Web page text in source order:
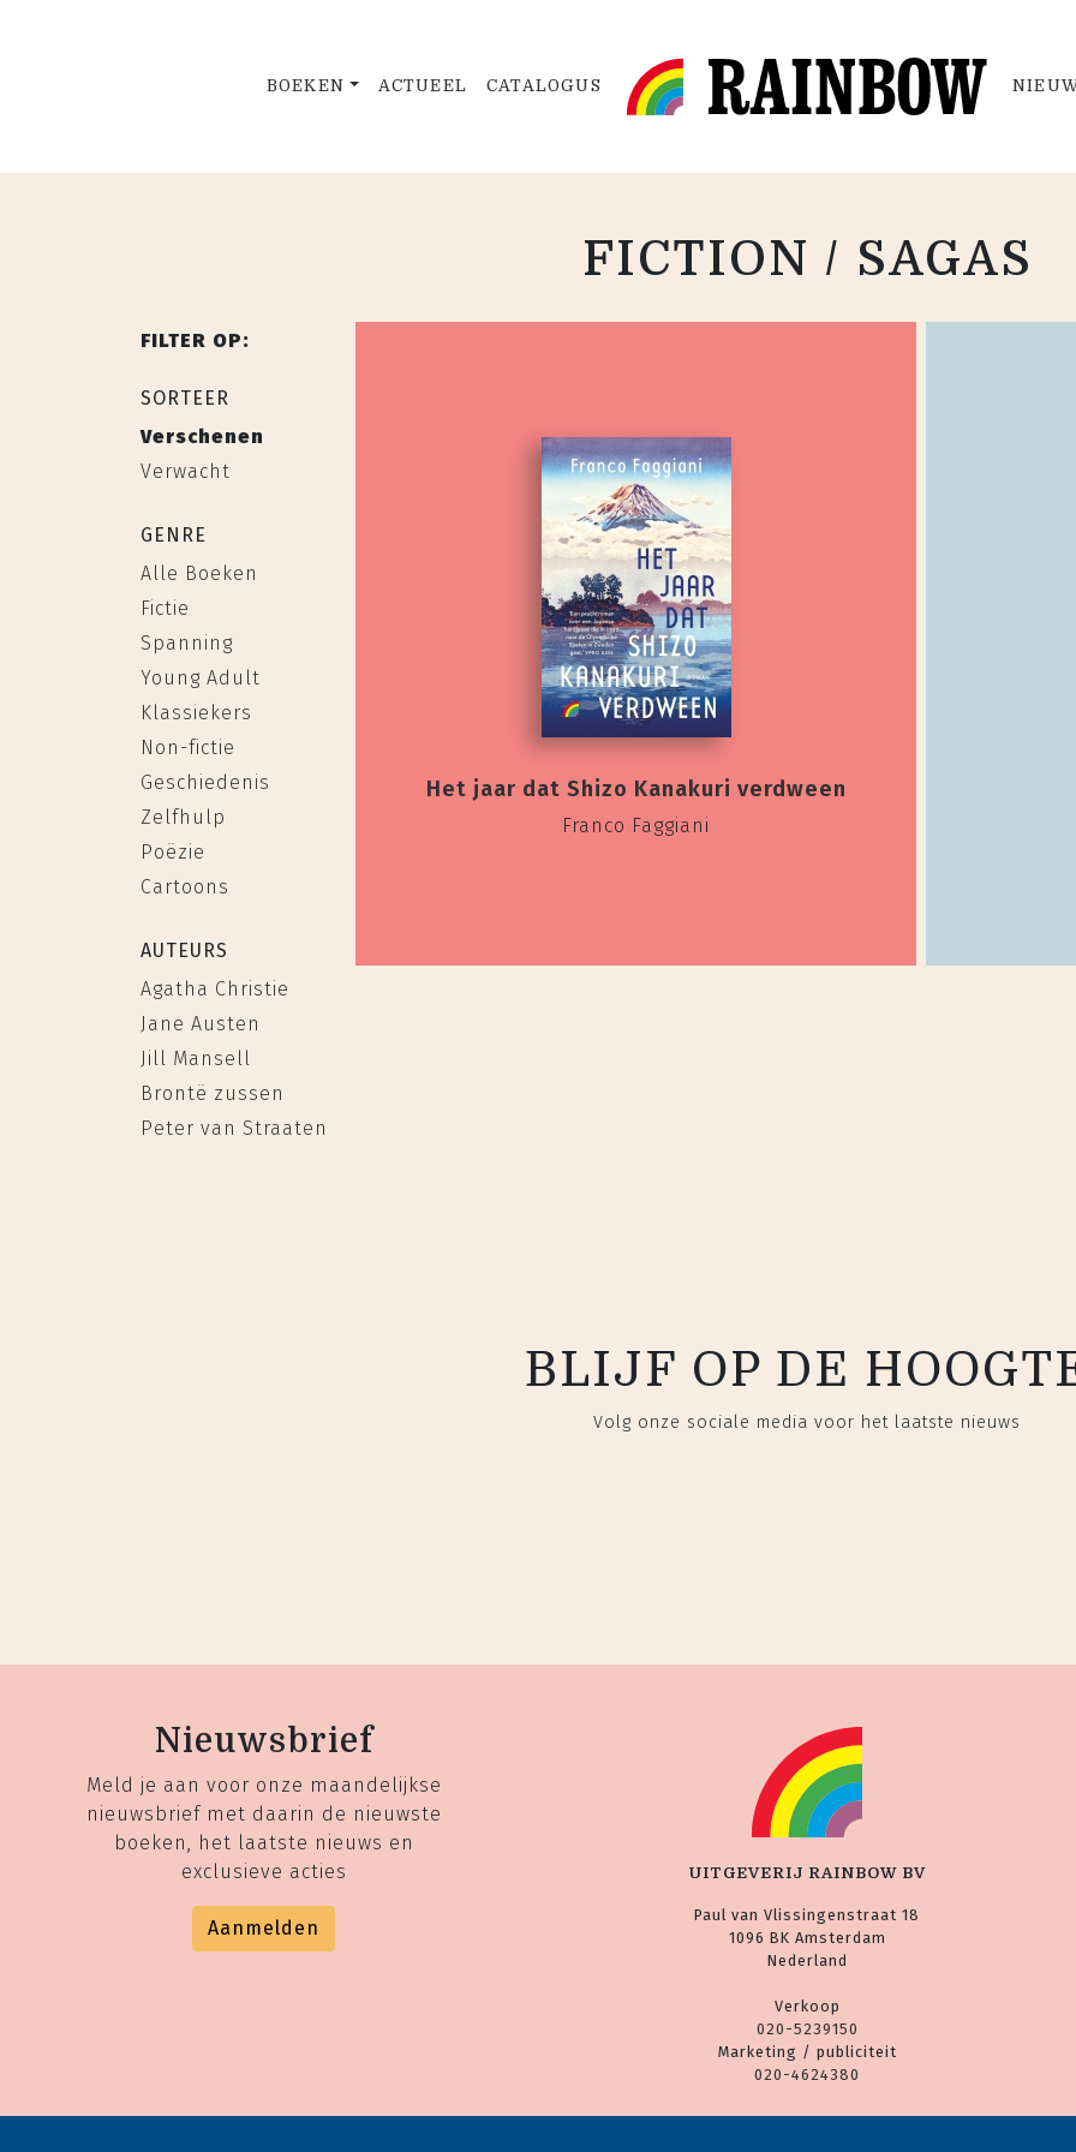
BOEKEN ACTUEEL CATALOGUS
FICTION / SAGAS
FILTER OP:
SORTEER
Verschenen
Verwacht
GENRE
Alle Boeken
Fictie
Spanning
Young Adult
Klassiekers
Non-fictie
Geschiedenis
Zelfhulp
Poëzie
Cartoons
AUTEURS
Agatha Christie
Jane Austen
Jill Mansell
Brontë zussen
Peter van Straaten
Het jaar dat Shizo Kanakuri verdween
Franco Faggiani
BLIJF OP DE
Volg onze sociale media voor het laatste nieuws
Nieuwsbrief
Meld je aan voor onze maandelijkse
nieuwsbrief met daarin de nieuwste
boeken, het laatste nieuws en
exclusieve acties
Aanmelden
UITGEVERIJ RAINBOW BV
Paul van Vlissingenstraat 18
1096 BK Amsterdam
Nederland
Verkoop
020-5239150
Marketing / publiciteit
020-4624380